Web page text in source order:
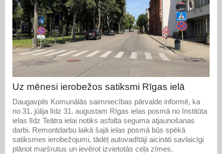
Uz mēnesi ierobežos satiksmi Rīgas ielā
Daugavpils Komunālās saimniecības pārvalde informē, ka
no 31. jūlija līdz 31. augustam Rīgas ielas posmā no Institūta
ielas līdz Teātra ielai notiks asfalta seguma atjaunošanas
darbi. Remontdarbu laikā šajā ielas posmā būs spēkā
satiksmes ierobežojumi, tādēļ autovadītāji aicināti savlaicīgi
plānot maršrutus un ievērot izvietotās ceļa zīmes.